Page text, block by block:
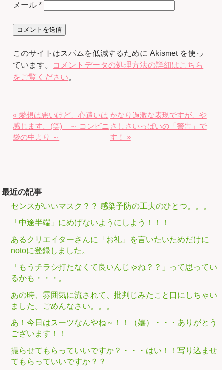
メール*
このサイトはスパムを低減するために Akismet を使っ
ています。
コメントデータの処理方法の詳細はこちら
をご覧ください。
« 愛想は悪いけど、心遣いは
感じます。(笑) ～ コンビニ
袋の中より ～
かなり過激な表現ですが、や
さしさいっぱいの「警告」で
す！ »
最近の記事
センスがいいマスク？？ 感染予防の工夫のひとつ。。。
「中途半端」にめげないようにしよう！！！
あるクリエイターさんに「お礼」を言いたいためだけに
notoに登録しました。
「もうチラシ打たなくて良いんじゃね？？」って思ってい
るかも・・・。
あの時、雰囲気に流されて、批判じみたこと口にしちゃい
ました。ごめんなさい。。。
あ！今日はスーツなんやね～！！（嬉）・・・ありがとう
ございます！！
撮らせてもらっていいですか？・・・はい！！写り込ませ
てもらっていいですか？？